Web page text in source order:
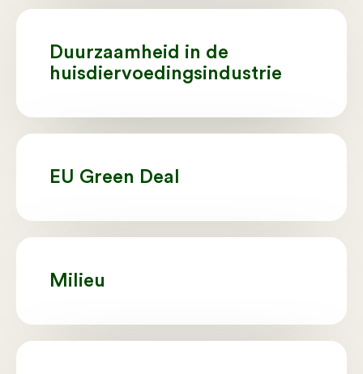
Duurzaamheid in de
huisdiervoedingsindustrie
EU Green Deal
Milieu